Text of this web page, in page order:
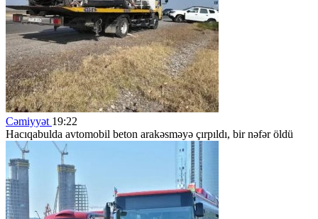
Cəmiyyət 19:22
Hacıqabulda avtomobil beton arakəsməyə çırpıldı, bir nəfər öldü